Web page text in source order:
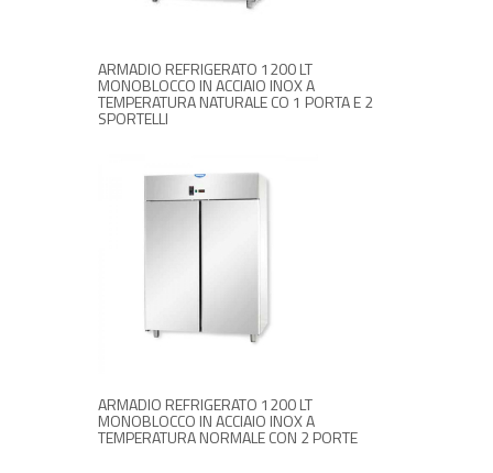
ARMADIO REFRIGERATO 1200 LT
MONOBLOCCO IN ACCIAIO INOX A
TEMPERATURA NATURALE CO 1 PORTA E 2
SPORTELLI
ARMADIO REFRIGERATO 1200 LT
MONOBLOCCO IN ACCIAIO INOX A
TEMPERATURA NORMALE CON 2 PORTE